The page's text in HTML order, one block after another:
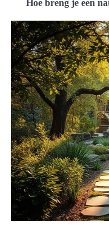
Hoe breng je een